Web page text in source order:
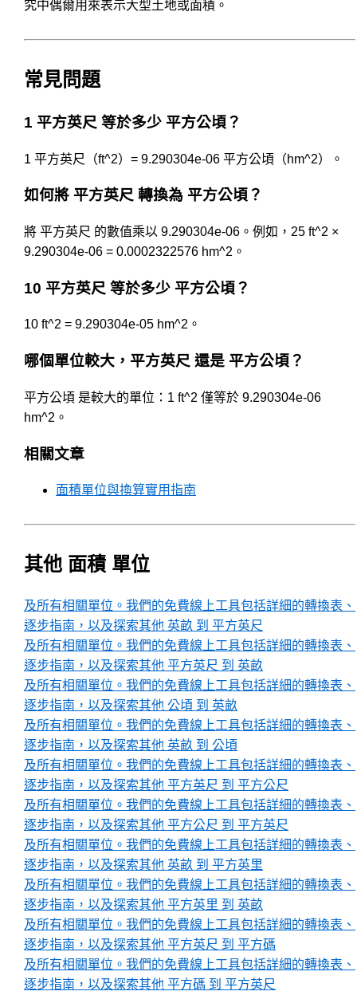
究中偶爾用來表示大型土地或面積。
常見問題
1 平方英尺 等於多少 平方公頃？
1 平方英尺（ft^2）= 9.290304e-06 平方公頃（hm^2）。
如何將 平方英尺 轉換為 平方公頃？
將 平方英尺 的數值乘以 9.290304e-06。例如，25 ft^2 ×
9.290304e-06 = 0.0002322576 hm^2。
10 平方英尺 等於多少 平方公頃？
10 ft^2 = 9.290304e-05 hm^2。
哪個單位較大，平方英尺 還是 平方公頃？
平方公頃 是較大的單位：1 ft^2 僅等於 9.290304e-06
hm^2。
相關文章
面積單位與換算實用指南
其他 面積 單位
及所有相關單位。我們的免費線上工具包括詳細的轉換表、
逐步指南，以及探索其他 英畝 到 平方英尺
及所有相關單位。我們的免費線上工具包括詳細的轉換表、
逐步指南，以及探索其他 平方英尺 到 英畝
及所有相關單位。我們的免費線上工具包括詳細的轉換表、
逐步指南，以及探索其他 公頃 到 英畝
及所有相關單位。我們的免費線上工具包括詳細的轉換表、
逐步指南，以及探索其他 英畝 到 公頃
及所有相關單位。我們的免費線上工具包括詳細的轉換表、
逐步指南，以及探索其他 平方英尺 到 平方公尺
及所有相關單位。我們的免費線上工具包括詳細的轉換表、
逐步指南，以及探索其他 平方公尺 到 平方英尺
及所有相關單位。我們的免費線上工具包括詳細的轉換表、
逐步指南，以及探索其他 英畝 到 平方英里
及所有相關單位。我們的免費線上工具包括詳細的轉換表、
逐步指南，以及探索其他 平方英里 到 英畝
及所有相關單位。我們的免費線上工具包括詳細的轉換表、
逐步指南，以及探索其他 平方英尺 到 平方碼
及所有相關單位。我們的免費線上工具包括詳細的轉換表、
逐步指南，以及探索其他 平方碼 到 平方英尺